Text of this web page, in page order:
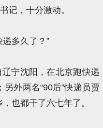
记，十分激动。
递多久了？”
辽宁沈阳，在北京跑快递
外两名“90后”快递员贾
也都干了六七年了。